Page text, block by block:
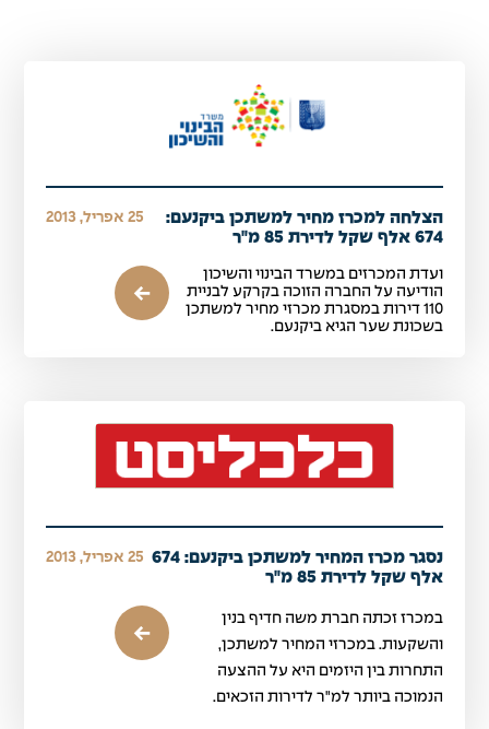
הצלחה למכרז מחיר למשתכן ביקנעם:
674 אלף שקל לדירת 85 מ"ר
25 אפריל, 2013
ועדת המכרזים במשרד הבינוי והשיכון
הודיעה על החברה הזוכה בקרקע לבניית
110 דירות במסגרת מכרזי מחיר למשתכן
בשכונת שער הגיא ביקנעם.
נסגר מכרז המחיר למשתכן ביקנעם: 674
אלף שקל לדירת 85 מ"ר
25 אפריל, 2013
במכרז זכתה חברת משה חדיף בנין
והשקעות. במכרזי המחיר למשתכן,
התחרות בין היזמים היא על ההצעה
הנמוכה ביותר למ"ר לדירות הזכאים.